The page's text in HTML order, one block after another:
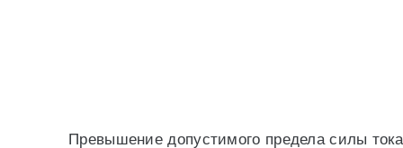
Превышение допустимого предела силы тока